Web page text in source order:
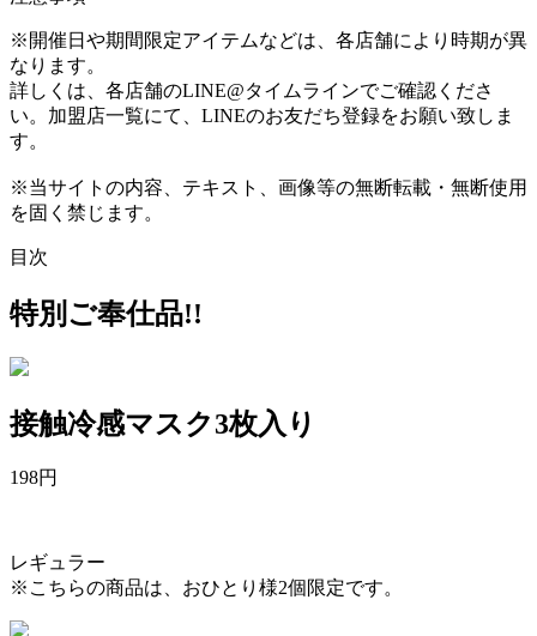
※開催日や期間限定アイテムなどは、各店舗により時期が異
なります。
詳しくは、各店舗のLINE@タイムラインでご確認くださ
い。加盟店一覧にて、LINEのお友だち登録をお願い致しま
す。
※当サイトの内容、テキスト、画像等の無断転載・無断使用
を固く禁じます。
目次
特別ご奉仕品!!
接触冷感マスク3枚入り
198円
レギュラー
※こちらの商品は、おひとり様2個限定です。